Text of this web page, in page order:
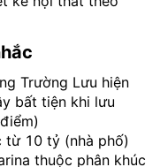
Trường Lưu hiện
bất tiện khi lưu
từ 10 tỷ (nhà phố)
thuộc phân khúc